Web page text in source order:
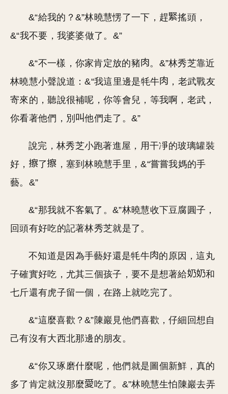
&“給我的？&”林曉慧愣了一下，趕
搖頭，
&“我不要，我婆婆做了。&”
&“不一樣，你家肯定放的豬
。&”林秀芝靠近
林曉慧小聲說道：&“我這里邊是牦牛
，老武戰友
寄來的，聽說很補呢，你等會兒，等我啊，老武，
你看著他們，別
他們走了。&”
說完，林秀芝小跑著進屋，用干凈的玻璃罐裝
好，
了
，塞到林曉慧手里，&“嘗嘗我媽的手
藝。&”
&“那我就不客氣了。&”林曉慧收下豆腐圓子，
回頭有好吃的記著林秀芝就是了。
不知道是因為手藝好還是牦牛
的原因，這丸
子確實好吃，尤其三個孩子，要不是想著給
和
七斤還有虎子留一個，在路上就吃完了。
&“這麼喜歡？&”陳巖見他們喜歡，仔細回想自
己有沒有大西北那邊的朋友。
&“你又琢磨什麼呢，他們就是圖個新鮮，真的
多了肯定就沒那麼
吃了。&”林曉慧生怕陳巖去弄